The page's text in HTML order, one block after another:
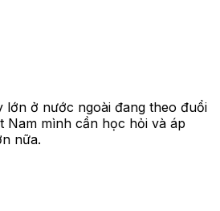
lớn ở nước ngoài đang theo đuổi
Nam mình cần học hỏi và áp
nữa.